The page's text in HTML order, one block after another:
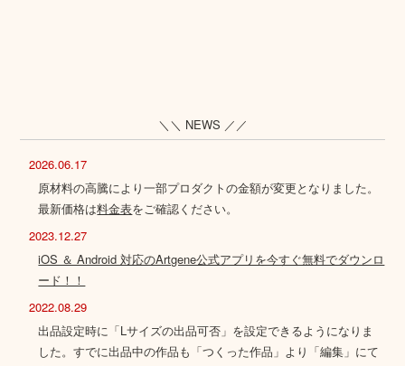
＼＼ NEWS ／／
2026.06.17
原材料の高騰により一部プロダクトの金額が変更となりました。
最新価格は料金表をご確認ください。
2023.12.27
iOS ＆ Android 対応のArtgene公式アプリを今すぐ無料でダウンロ
ード！！
2022.08.29
出品設定時に「Lサイズの出品可否」を設定できるようになりま
した。すでに出品中の作品も「つくった作品」より「編集」にて